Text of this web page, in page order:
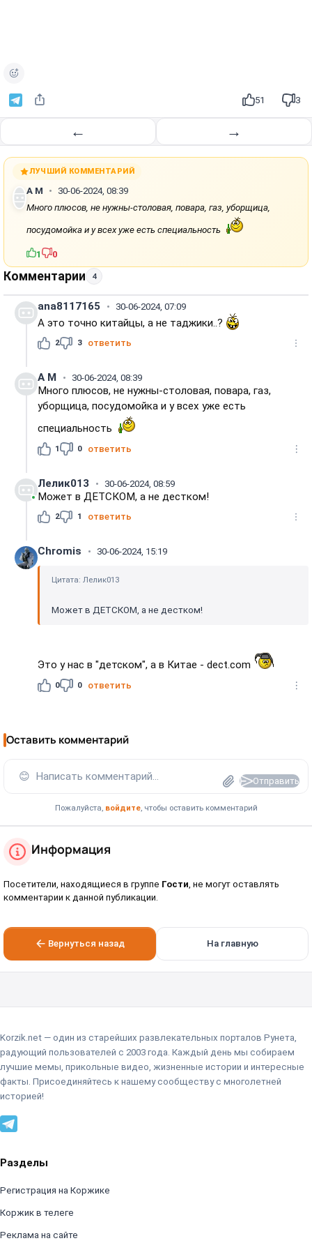
51 3
← →
ЛУЧШИЙ КОММЕНТАРИЙ
А M
30-06-2024, 08:39
Много плюсов, не нужны-столовая, повара, газ, уборщица,
посудомойка и у всех уже есть специальность
1 0
Комментарии 4
ana8117165 30-06-2024, 07:09
А это точно китайцы, а не таджики..?
2 3 ответить
А M 30-06-2024, 08:39
Много плюсов, не нужны-столовая, повара, газ,
уборщица, посудомойка и у всех уже есть
специальность
1 0 ответить
Лелик013 30-06-2024, 08:59
Может в ДЕТСКОМ, а не дестком!
2 1 ответить
Chromis 30-06-2024, 15:19
Цитата: Лелик013
Может в ДЕТСКОМ, а не дестком!
Это у нас в "детском", а в Китае - dect.com
0 0 ответить
Оставить комментарий
😊 Написать комментарий... Отправить
Пожалуйста, войдите, чтобы оставить комментарий
Информация
Посетители, находящиеся в группе Гости , не могут оставлять
комментарии к данной публикации.
Вернуться назад На главную
Korzik.net — один из старейших развлекательных порталов Рунета,
радующий пользователей с 2003 года. Каждый день мы собираем
лучшие мемы, прикольные видео, жизненные истории и интересные
факты. Присоединяйтесь к нашему сообществу с многолетней
историей!
Разделы
Регистрация на Коржике
Коржик в телеге
Реклама на сайте